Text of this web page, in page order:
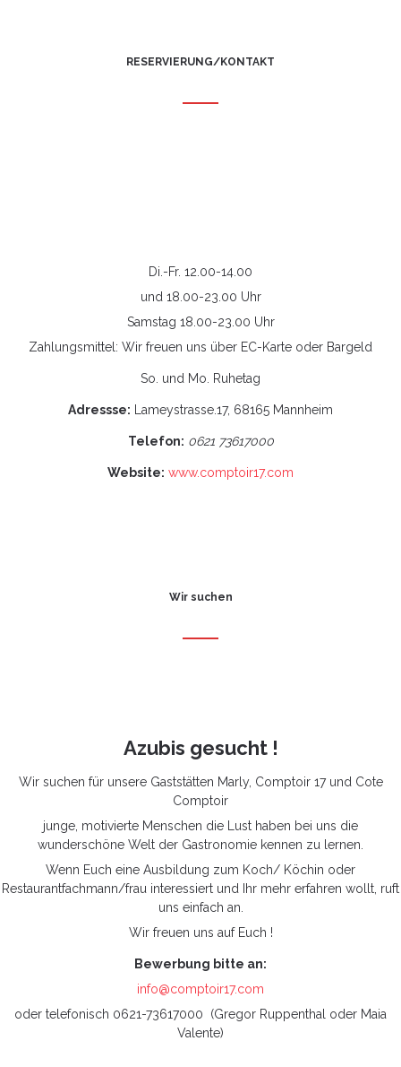
RESERVIERUNG/KONTAKT
Di.-Fr. 12.00-14.00
und 18.00-23.00 Uhr
Samstag 18.00-23.00 Uhr
Zahlungsmittel: Wir freuen uns über EC-Karte oder Bargeld
So. und Mo. Ruhetag
Adressse: Lameystrasse.17, 68165 Mannheim
Telefon: 0621 73617000
Website: www.comptoir17.com
Wir suchen
Azubis gesucht !
Wir suchen für unsere Gaststätten Marly, Comptoir 17 und Cote
Comptoir
junge, motivierte Menschen die Lust haben bei uns die
wunderschöne Welt der Gastronomie kennen zu lernen.
Wenn Euch eine Ausbildung zum Koch/ Köchin oder
Restaurantfachmann/frau interessiert und Ihr mehr erfahren wollt, ruft
uns einfach an.
Wir freuen uns auf Euch !
Bewerbung bitte an:
info@comptoir17.com
oder telefonisch 0621-73617000 (Gregor Ruppenthal oder Maia
Valente)